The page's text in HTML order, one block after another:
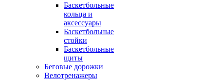
Баскетбольные
кольца и
аксессуары
Баскетбольные
стойки
Баскетбольные
щиты
Беговые дорожки
Велотренажеры